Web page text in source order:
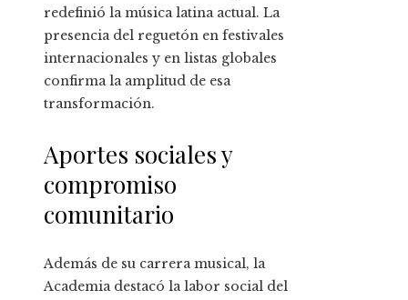
redefinió la música latina actual. La
presencia del reguetón en festivales
internacionales y en listas globales
confirma la amplitud de esa
transformación.
Aportes sociales y
compromiso
comunitario
Además de su carrera musical, la
Academia destacó la labor social del